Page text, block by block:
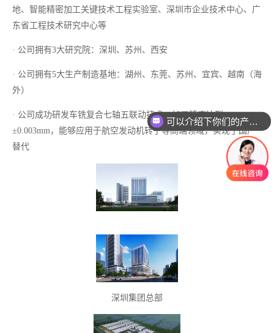
地、智能精密加工关键技术工程实验室、 深圳市企业技术中心、广
东省工程技术研究中心等
· 公司拥有3大研究院：深圳、苏州、西安
· 公司拥有5大生产制造基地：湖州、东莞、苏州、宜宾、越南（海
外）
· 公司成功研发车铣复合七轴五联动技术，加工精度达到
±0.003mm，能够应用于航空发动机转子等高端领域，实现了国产
替代
深圳集团总部